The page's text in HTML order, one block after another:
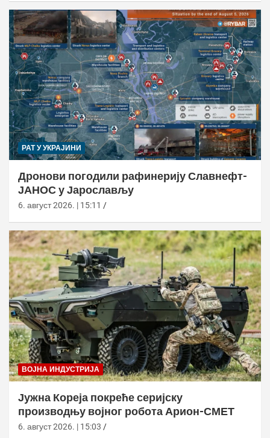
РАТ У УКРАЈИНИ
Дронови погодили рафинерију Славнефт-
ЈАНОС у Јарослављу
6. август 2026. | 15:11
ВОЈНА ИНДУСТРИЈА
Јужна Кореја покреће серијску
производњу војног робота Арион-СМЕТ
6. август 2026. | 15:03